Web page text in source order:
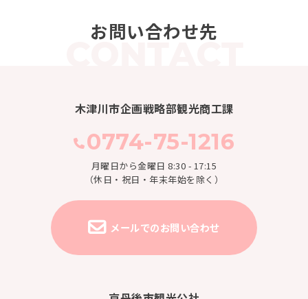
お問い合わせ先
木津川市企画戦略部観光商工課
0774-75-1216
月曜日から金曜日 8:30 - 17:15
（休日・祝日・年末年始を除く）
メールでのお問い合わせ